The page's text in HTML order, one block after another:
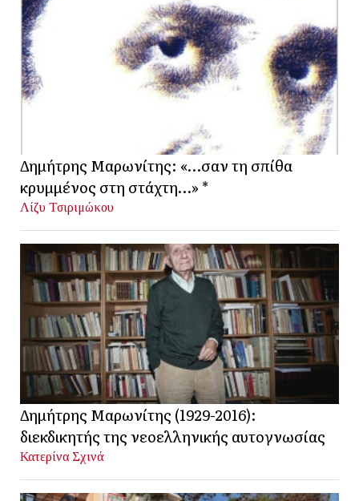
Δημήτρης Μαρωνίτης: «…σαν τη σπίθα
κρυμμένος στη στάχτη…» *
Λίζυ Τσιριμώκου
Δημήτρης Μαρωνίτης (1929-2016):
διεκδικητής της νεοελληνικής αυτογνωσίας
Κατερίνα Σχινά